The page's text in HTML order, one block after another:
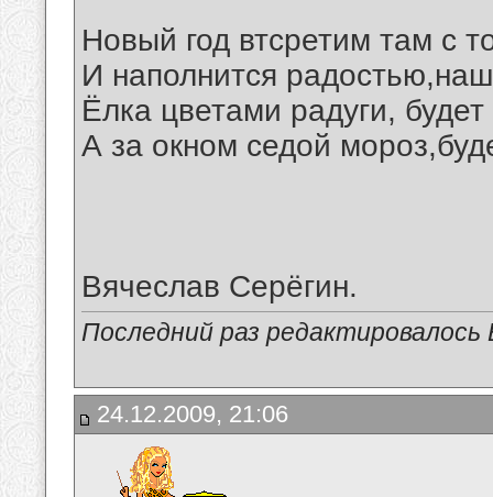
Новый год втсретим там с
И наполнится
Ёлка цветами радуги,
А за окном седой
Вячеслав Серёгин.
Последний раз
24.12.2009, 21:06